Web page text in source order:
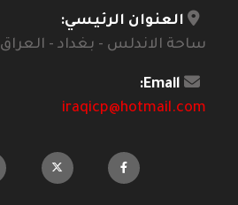
العنوان الرئيسي:
ساحة الاندلس - بغداد - العراق
Email:
iraqicp@hotmail.com